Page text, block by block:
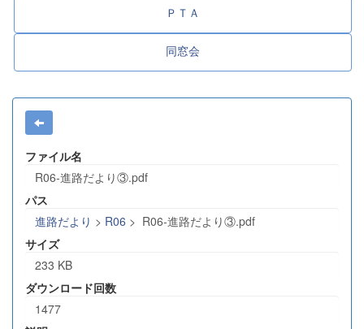
ＰＴＡ
同窓会
ファイル名
R06-進路だより③.pdf
パス
進路だより > R06 > R06-進路だより③.pdf
サイズ
233 KB
ダウンロード回数
1477